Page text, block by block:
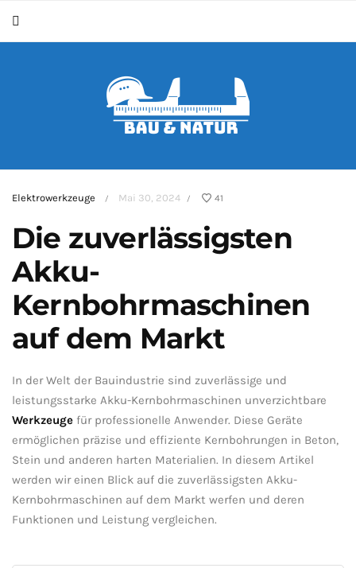
Elektrowerkzeuge / Mai 30, 2024 / 41
Die zuverlässigsten
Akku-
Kernbohrmaschinen
auf dem Markt
In⁤ der Welt⁤ der ‌Bauindustrie‌ sind zuverlässige und
leistungsstarke Akku-Kernbohrmaschinen unverzichtbare
Werkzeuge für professionelle Anwender. Diese ⁤Geräte
ermöglichen präzise‌ und effiziente Kernbohrungen in ‍Beton,
Stein und anderen harten Materialien. In diesem Artikel
werden ⁤wir einen ⁢Blick auf die⁤ zuverlässigsten Akku-
Kernbohrmaschinen auf‍ dem Markt werfen und deren⁣
Funktionen und Leistung vergleichen.